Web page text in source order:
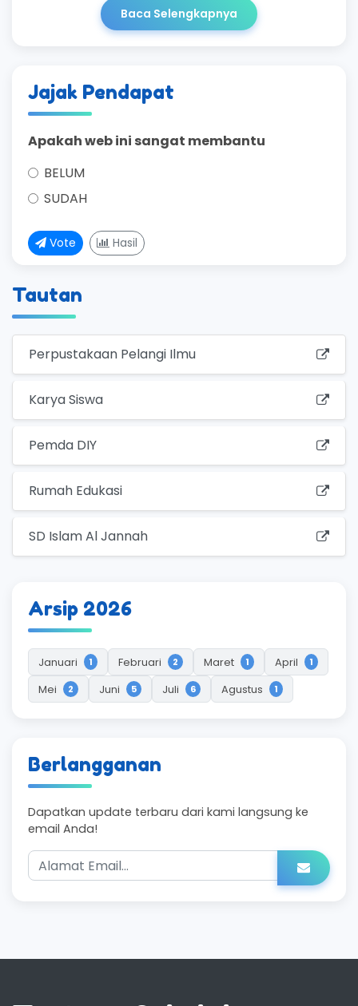
Baca Selengkapnya
Jajak Pendapat
Apakah web ini sangat membantu
BELUM
SUDAH
Vote Hasil
Tautan
Perpustakaan Pelangi Ilmu
Karya Siswa
Pemda DIY
Rumah Edukasi
SD Islam Al Jannah
Arsip 2026
Januari 1 Februari 2 Maret 1 April 1
Mei 2 Juni 5 Juli 6 Agustus 1
Berlangganan
Dapatkan update terbaru dari kami langsung ke
email Anda!